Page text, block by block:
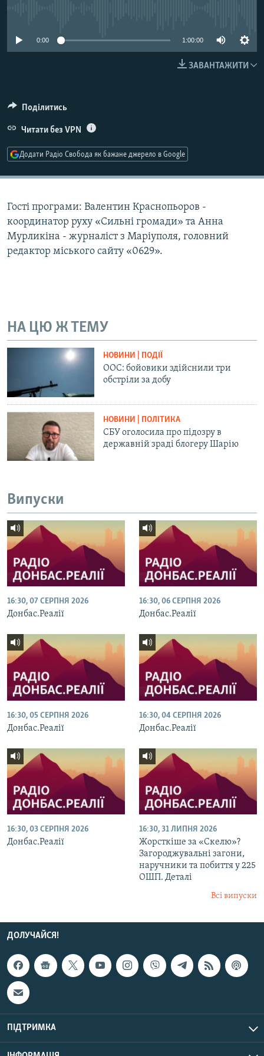
СПЕЦПРОЄКТИ
КРИМ РЕАЛІЇ
КТАТ
0:00 1:00:00
ЗАВАНТАЖИТИ
Поділитись
Читати без VPN
Додати Радіо Свобода як бажане джерело в Google
Гості програми: Валентин Краснопьоров -
координатор руху «Сильні громади» та Анна
Мурликіна - журналіст з Маріуполя, головний
редактор міського сайту «0629».
НА ЦЮ Ж ТЕМУ
НОВИНИ | ПОДІЇ
ООС: бойовики здійснили три
обстріли за добу
НОВИНИ | ПОЛІТИКА
СБУ оголосила про підозру в
державній зраді блогеру Шарію
Випуски
16:30, 07 СЕРПНЯ 2026
Донбас.Реалії
16:30, 06 СЕРПНЯ 2026
Донбас.Реалії
16:30, 05 СЕРПНЯ 2026
Донбас.Реалії
16:30, 04 СЕРПНЯ 2026
Донбас.Реалії
16:30, 03 СЕРПНЯ 2026
Донбас.Реалії
16:30, 31 ЛИПНЯ 2026
Жорсткіше за «Скелю»?
Загороджувальні загони,
наручники та побиття у 225
ОШП. Деталі
Всі випуски
ДОЛУЧАЙСЯ!
ПІДТРИМКА